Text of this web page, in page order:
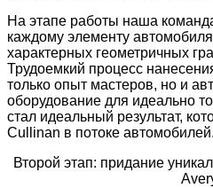
На этапе работы наша
каждому элементу
характерных геометричных
Трудоемкий процесс
только опыт мастеров, но и
оборудование для идеально
стал идеальный результат,
Cullinan в потоке автомобилей.
Второй этап: придание